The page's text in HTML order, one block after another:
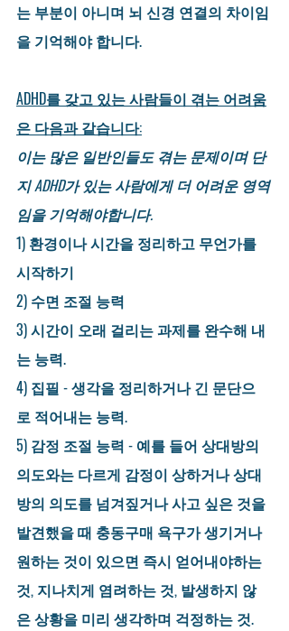
는 부분이 아니며 뇌 신경 연결의 차이임
을 기억해야 합니다.
ADHD를 갖고 있는 사람들이 겪는 어려움
은 다음과 같습니다:
이는 많은 일반인들도 겪는 문제이며 단
지 ADHD가 있는 사람에게 더 어려운 영역
임을 기억해야합니다.
1) 환경이나 시간을 정리하고 무언가를
시작하기
2) 수면 조절 능력
3) 시간이 오래 걸리는 과제를 완수해 내
는 능력.
4) 집필 - 생각을 정리하거나 긴 문단으
로 적어내는 능력.
5) 감정 조절 능력 - 예를 들어 상대방의
의도와는 다르게 감정이 상하거나 상대
방의 의도를 넘겨짚거나 사고 싶은 것을
발견했을 때 충동구매 욕구가 생기거나
원하는 것이 있으면 즉시 얻어내야하는
것, 지나치게 염려하는 것, 발생하지 않
은 상황을 미리 생각하며 걱정하는 것.